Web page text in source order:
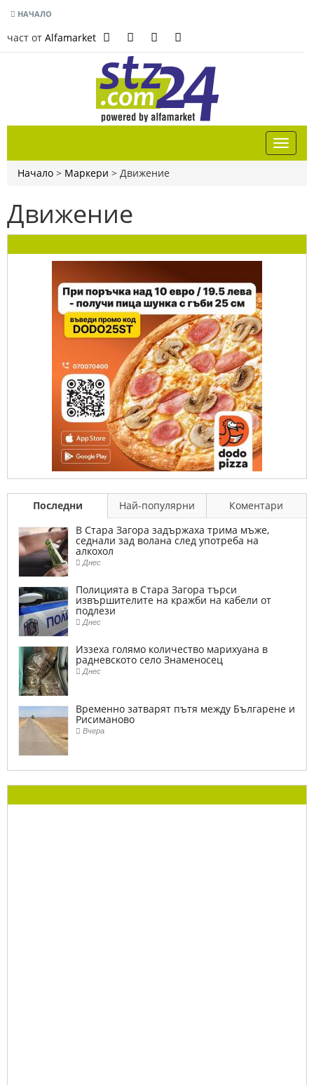
НАЧАЛО
част от Alfamarket
Начало > Маркери > Движение
Движение
Последни Най-популярни
Коментари
В Стара Загора задържаха трима мъже,
седнали зад волана след употреба на
алкохол
Днес
Полицията в Стара Загора търси
извършителите на кражби на кабели от
подлези
Днес
Иззеха голямо количество марихуана в
радневското село Знаменосец
Днес
Временно затварят пътя между Българене и
Рисиманово
Вчера